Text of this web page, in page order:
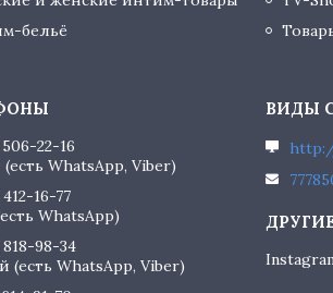
бельё
506-22-16
WhatsApp, Viber)
16-77
WhatsApp)
818-98-34
(есть WhatsApp, Viber)